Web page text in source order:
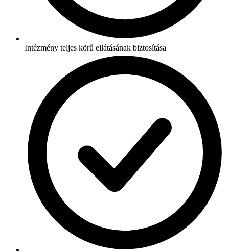
Intézmény teljes körű ellátásának biztosítása